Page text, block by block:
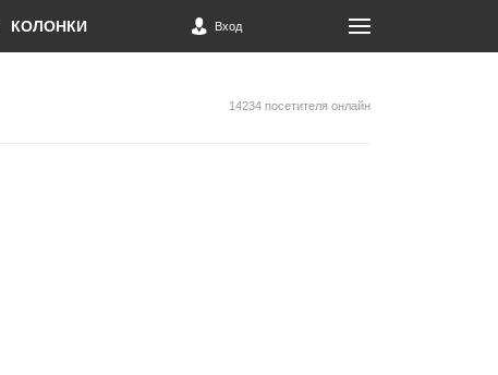
КОЛОНКИ Вход
14234 посетителя онлайн